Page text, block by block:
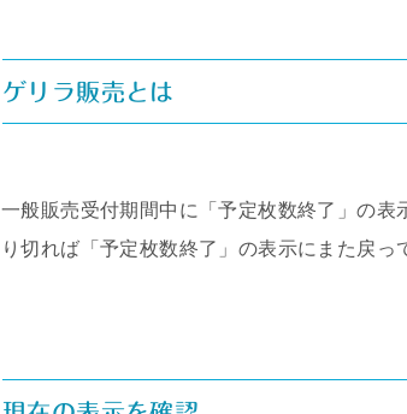
ゲリラ販売とは
一般販売受付期間中に「予定枚数終了」の
り切れば「予定枚数終了」の表示にまた戻っ